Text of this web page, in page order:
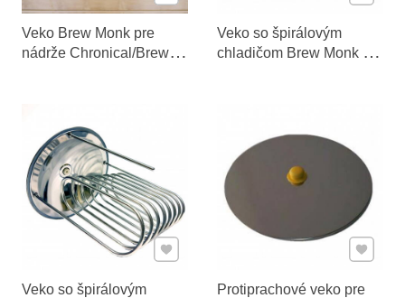
Veko Brew Monk pre
nádrže Chronical/Brew
Veko so špirálovým
chladičom Brew Monk pre
Veko so špirálovým
Pridať k Obľúbeným
Protiprachové veko pre
Pridať